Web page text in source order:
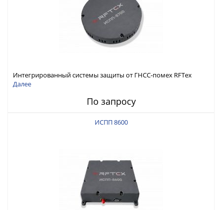
Интегрированный системы защиты от ГНСС-помех RFТех
ИСПП 8700
Далее
По запросу
ИСПП 8600